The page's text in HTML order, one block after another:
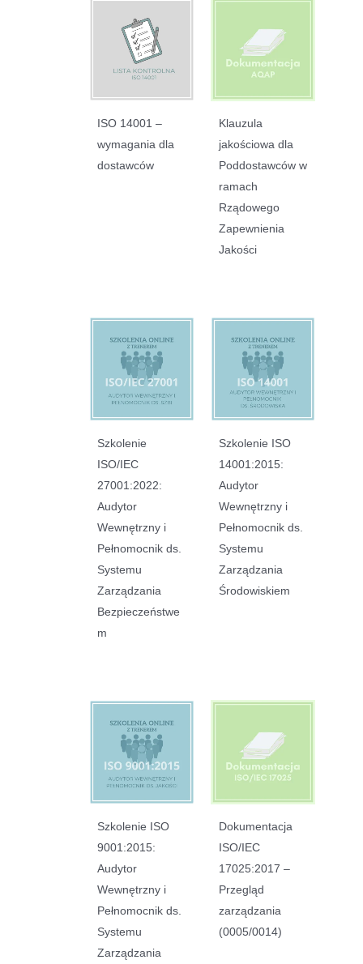
ISO 14001 –
wymagania dla
dostawców
Klauzula
jakościowa dla
Poddostawców w
ramach
Rządowego
Zapewnienia
Jakości
Szkolenie
ISO/IEC
27001:2022:
Audytor
Wewnętrzny i
Pełnomocnik ds.
Systemu
Zarządzania
Bezpieczeństwe
m
Szkolenie ISO
14001:2015:
Audytor
Wewnętrzny i
Pełnomocnik ds.
Systemu
Zarządzania
Środowiskiem
Szkolenie ISO
9001:2015:
Audytor
Wewnętrzny i
Pełnomocnik ds.
Systemu
Zarządzania
Dokumentacja
ISO/IEC
17025:2017 –
Przegląd
zarządzania
(0005/0014)